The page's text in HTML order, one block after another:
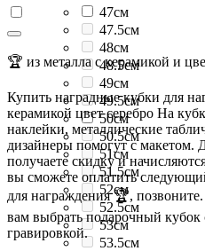
47см
47.5см
48см
48.5см
49см
49.5см
50см
50.5см
51см
51.5см
52см
52.5см
53см
53.5см
🏆 из металла с керамикой и
Купить наградные кубки для
керамикой цвет серебро На
наклейки, металлические
дизайнеры помогут с макетом.
получаете скидку и
вы сможете оплатить
для награждения 🏆,
вам выбрать подарочный кубок
гравировкой.